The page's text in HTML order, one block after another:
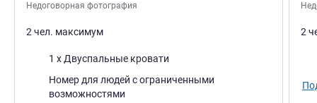
Недоговорная фотография
2 чел. максимум
Постель1 x Двуспальные кровати
Номер для людей с ограниченными
возможностями
2